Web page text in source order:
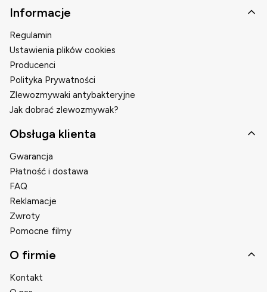
Linki w stopce
Informacje
Regulamin
Ustawienia plików cookies
Producenci
Polityka Prywatności
Zlewozmywaki antybakteryjne
Jak dobrać zlewozmywak?
Obsługa klienta
Gwarancja
Płatność i dostawa
FAQ
Reklamacje
Zwroty
Pomocne filmy
O firmie
Kontakt